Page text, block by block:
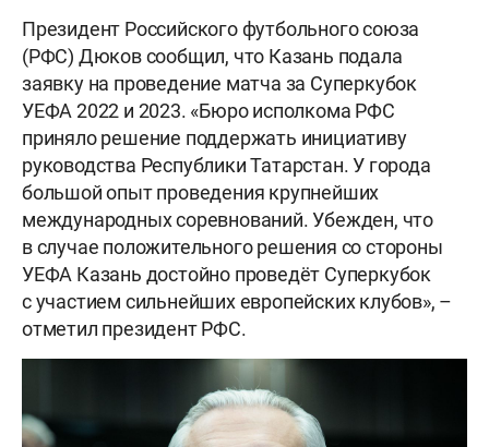
Президент Российского футбольного союза
(РФС) Дюков сообщил, что Казань подала
заявку на проведение матча за Суперкубок
УЕФА 2022 и 2023. «Бюро исполкома РФС
приняло решение поддержать инициативу
руководства Республики Татарстан. У города
большой опыт проведения крупнейших
международных соревнований. Убежден, что
в случае положительного решения со стороны
УЕФА Казань достойно проведёт Суперкубок
с участием сильнейших европейских клубов», –
отметил президент РФС.